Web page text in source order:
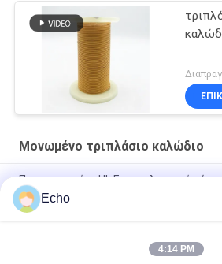
Μονωμένο τριπλάσιο καλώδιο
Πιστοποιημένο UL Επαγγελματικό
σύρμα περιέλιξης χαλκού TIW για
Τριπλό μονωμένο σύρμα 0,15mm
TIW-B/F Τριπλή μόνωση σύρμα 0,15 mm
Echo
4:14 PM